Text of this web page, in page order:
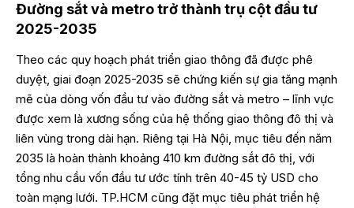
Đường sắt và metro trở thành trụ cột đầu tư
2025-2035
Theo các quy hoạch phát triển giao thông đã được phê
duyệt, giai đoạn 2025-2035 sẽ chứng kiến sự gia tăng mạnh
mẽ của dòng vốn đầu tư vào đường sắt và metro – lĩnh vực
được xem là xương sống của hệ thống giao thông đô thị và
liên vùng trong dài hạn. Riêng tại Hà Nội, mục tiêu đến năm
2035 là hoàn thành khoảng 410 km đường sắt đô thị, với
tổng nhu cầu vốn đầu tư ước tính trên 40-45 tỷ USD cho
toàn mạng lưới. TP.HCM cũng đặt mục tiêu phát triển hệ